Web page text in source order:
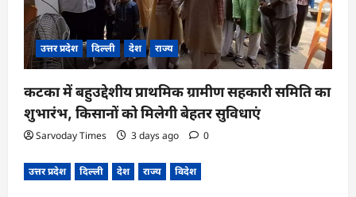
उत्तर प्रदेश दिल्ली देश राज्य
कटका में बहुउद्देशीय प्राथमिक ग्रामीण सहकारी समिति का
शुभारंभ, किसानों को मिलेगी बेहतर सुविधाएं
Sarvoday Times 3 days ago 0
उत्तर प्रदेश दिल्ली देश राज्य विदेश